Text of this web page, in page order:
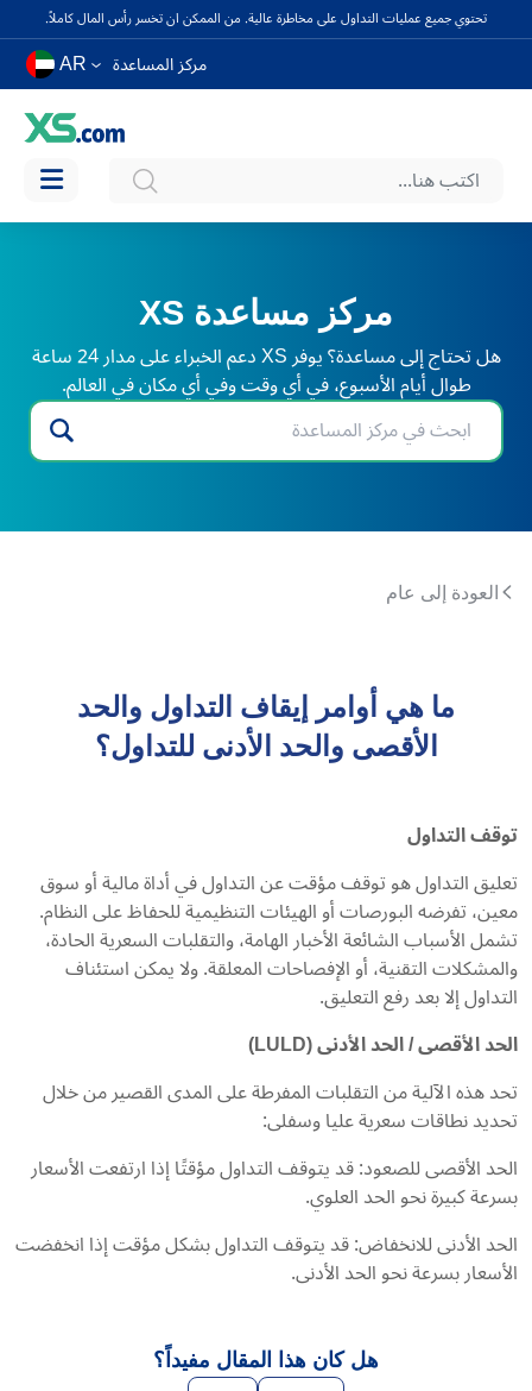
تحتوي جميع عمليات التداول على مخاطرة عالية. من الممكن ان تخسر رأس المال كاملاً.
مركز المساعدة AR
مركز مساعدة XS
هل تحتاج إلى مساعدة؟ يوفر XS دعم الخبراء على مدار 24 ساعة
طوال أيام الأسبوع، في أي وقت وفي أي مكان في العالم.
العودة إلى عام
ما هي أوامر إيقاف التداول والحد
الأقصى والحد الأدنى للتداول؟
توقفالتداول
تعليق التداول هو توقف مؤقت عن التداول في أداة مالية أو سوق
معين، تفرضه البورصات أو الهيئات التنظيمية للحفاظ على النظام.
تشمل الأسباب الشائعة الأخبار الهامة، والتقلبات السعرية الحادة،
والمشكلات التقنية، أو الإفصاحات المعلقة. ولا يمكن استئناف
التداول إلا بعد رفع التعليق.
الحدالأقصى/الحدالأدنى(
LULD
)
تحد هذه الآلية من التقلبات المفرطة على المدى القصير من خلال
تحديد نطاقات سعرية عليا وسفلى:
الحد الأقصى للصعود: قد يتوقف التداول مؤقتًا إذا ارتفعت الأسعار
بسرعة كبيرة نحو الحد العلوي.
الحد الأدنى للانخفاض: قد يتوقف التداول بشكل مؤقت إذا انخفضت
الأسعار بسرعة نحو الحد الأدنى.
هل كان هذا المقال مفيداً؟